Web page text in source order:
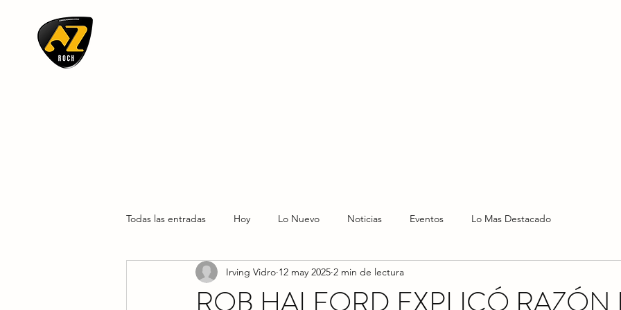
Todas las entradas Hoy Lo Nuevo Noticias Eventos Lo Mas Destacado
ROB HALFORD EXPLICÓ RAZÓN
Irving Vidro 12 may 2025 2 min de lectura